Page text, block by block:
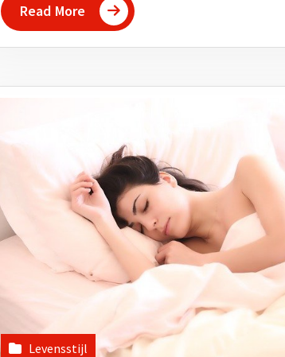
Read More
Levensstijl